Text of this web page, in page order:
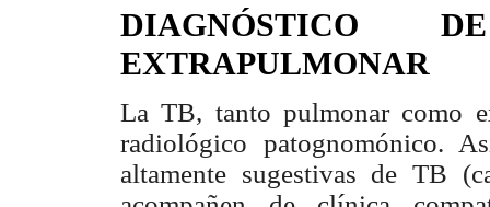
DIAGNÓSTICO
EXTRAPULMONAR
La TB, tanto pulmonar como
radiológico patognomónico.
altamente sugestivas de TB